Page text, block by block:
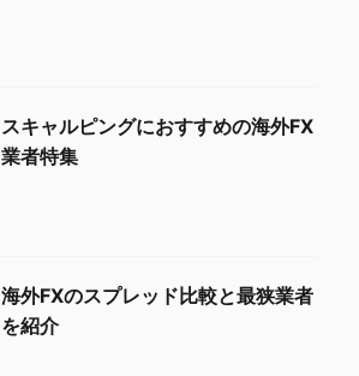
スキャルピングにおすすめの海外FX
業者特集
海外FXのスプレッド比較と最狭業者
を紹介